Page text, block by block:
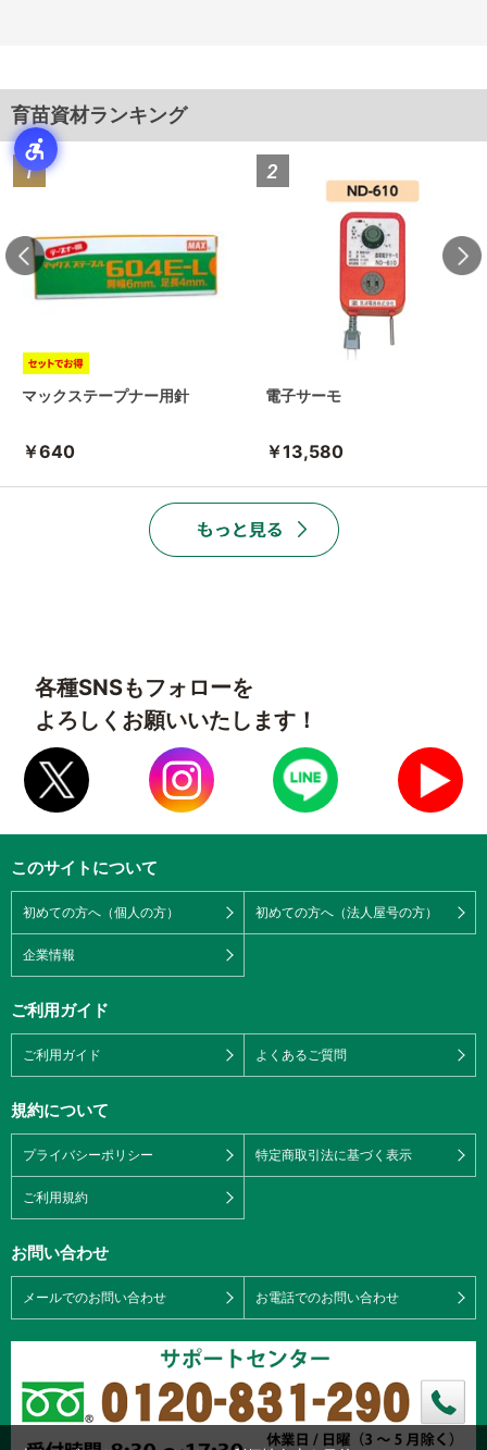
育苗資材ランキング
マックステープナー用針
￥640
電子サーモ
￥13,580
各種SNSもフォローを
よろしくお願いいたします！
このサイトについて
初めての方へ（個人の方） 初めての方へ（法人屋号の方）
企業情報
ご利用ガイド
ご利用ガイド よくあるご質問
規約について
プライバシーポリシー 特定商取引法に基づく表示
ご利用規約
お問い合わせ
メールでのお問い合わせ お電話でのお問い合わせ